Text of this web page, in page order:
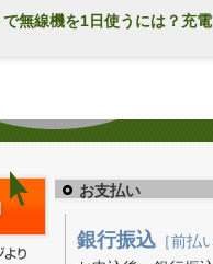
無線機を1日使うには？充
お支払い
銀行振込［前払